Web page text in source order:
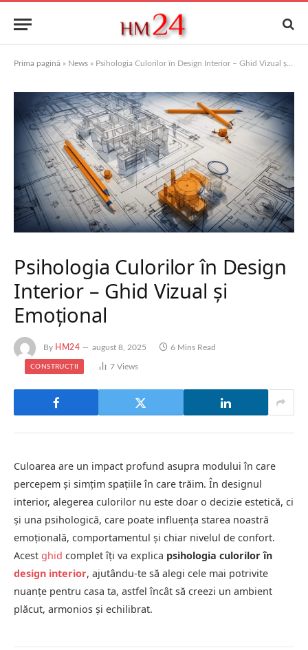
Prima pagină » News » Psihologia Culorilor în Design Interior – Ghid Vizual și Emoțional
Psihologia Culorilor în Design
Interior – Ghid Vizual și
Emoțional
By HM24 august 8, 2025 6 Mins Read
CONSTRUCȚII 7Views
Culoarea are un impact profund asupra modului în care
percepem și simțim spațiile în care trăim. În designul
interior, alegerea culorilor nu este doar o decizie estetică, ci
și una psihologică, care poate influența starea noastră
emoțională, comportamentul și chiar nivelul de confort.
Acest ghid complet îți va explica psihologia culorilor în
design interior, ajutându-te să alegi cele mai potrivite
nuanțe pentru casa ta, astfel încât să creezi un ambient
plăcut, armonios și echilibrat.